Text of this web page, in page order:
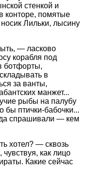
стенкой и
конторе, помятые
Лильки, лысину
— ласково
корабля под
ботфорты,
в
за ванты,
манжет...
рыбы на палубу
бы птички-бабочки...
спрашивали — кем
хотел? — сквозь
как лицо
Какие сейчас